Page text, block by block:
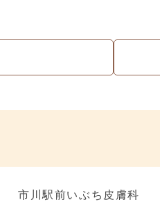
市川駅前いぶち皮膚科